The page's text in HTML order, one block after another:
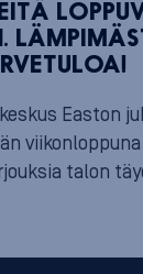
Easton
talon